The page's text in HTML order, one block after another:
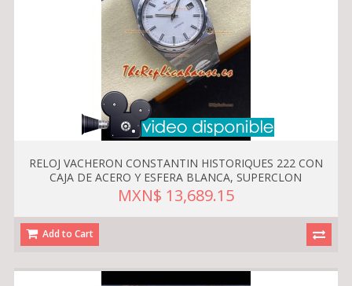
RELOJ VACHERON CONSTANTIN HISTORIQUES 222 CON
CAJA DE ACERO Y ESFERA BLANCA, SUPERCLON
MXN$ 13,689.15
Add to Cart